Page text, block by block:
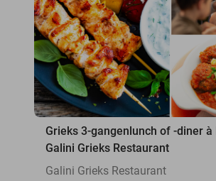
Grieks 3-gangenlunch of -diner à
Galini Grieks Restaurant
Galini Grieks Restaurant